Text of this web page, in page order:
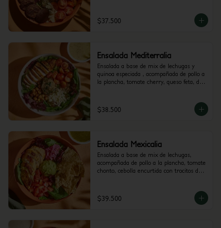
Recomendada con vinagreta Libanesa.
$37.500
Ensalada Mediterralia
Ensalada a base de mix de lechugas y
quinoa especiada , acompañada de pollo a
la plancha, tomate cherry, queso feta, dip
$38.500
Ensalada Mexicalia
Ensalada a base de mix de lechugas,
acompañada de pollo a la plancha, tomate
chonto, cebolla encurtida con trocitos de
Jalapeños.
$39.500